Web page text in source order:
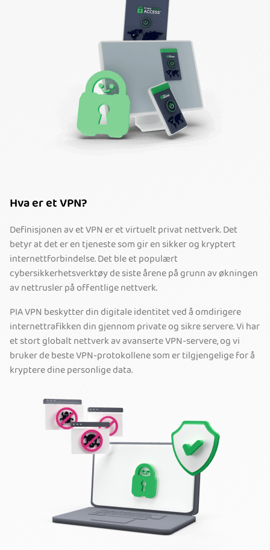
Hva er et VPN?
Definisjonen av et VPN er et virtuelt privat nettverk. Det
betyr at det er en tjeneste som gir en sikker og kryptert
internettforbindelse. Det ble et populært
cybersikkerhetsverktøy de siste årene på grunn av økningen
av nettrusler på offentlige nettverk.
PIA VPN beskytter din digitale identitet ved å omdirigere
internettrafikken din gjennom private og sikre servere. Vi har
et stort globalt nettverk av avanserte VPN-servere, og vi
bruker de beste VPN-protokollene som er tilgjengelige for å
kryptere dine personlige data.